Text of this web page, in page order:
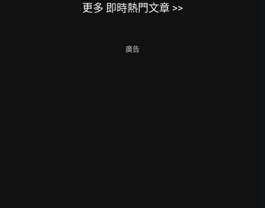
更多 即時熱門文章 >>
廣告